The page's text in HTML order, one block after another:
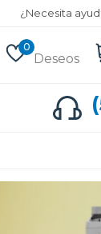
¿Necesita
0
Deseos